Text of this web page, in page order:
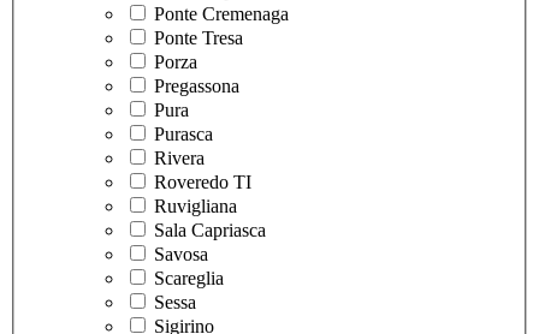
Ponte Cremenaga
Ponte Tresa
Porza
Pregassona
Pura
Purasca
Rivera
Roveredo TI
Ruvigliana
Sala Capriasca
Savosa
Scareglia
Sessa
Sigirino